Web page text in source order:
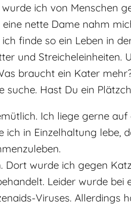
ich von Menschen
nette Dame nahm
finde so ein Leben in
und Streicheleinheiten.
braucht ein Kater
suche. Hast Du ein
Ich liege gerne
in Einzelhaltung lebe,
Dort wurde ich gegen
Leider wurde bei
Viruses. Allerdings